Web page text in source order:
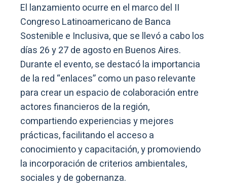
El lanzamiento ocurre en el marco del II
Congreso Latinoamericano de Banca
Sostenible e Inclusiva, que se llevó a cabo los
días 26 y 27 de agosto en Buenos Aires.
Durante el evento, se destacó la importancia
de la red “enlaces” como un paso relevante
para crear un espacio de colaboración entre
actores financieros de la región,
compartiendo experiencias y mejores
prácticas, facilitando el acceso a
conocimiento y capacitación, y promoviendo
la incorporación de criterios ambientales,
sociales y de gobernanza.